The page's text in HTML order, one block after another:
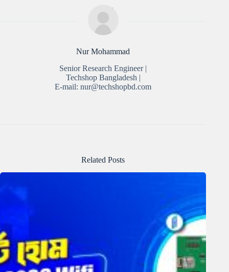
Nur Mohammad
Senior Research Engineer |
Techshop Bangladesh |
E-mail: nur@techshopbd.com
Related Posts